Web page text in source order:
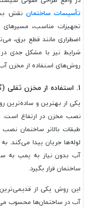
تأسیسات ساختمان نقش
تجهیزات مناسب،
اضطراری مانند قطع برق،
شرایط نیز با مشکل جدی
روش‌های استفاده از مخزن
1. استفاده از مخزن ثقلی (گرانشی)
یکی از بهترین و ساده‌ترین
نصب مخزن در ارتفاع است.
طبقات بالاتر ساختمان
لوله‌ها جریان پیدا می‌کند.
آب بدون نیاز به پمپ به
ساختمان قرار بگیرد.
این روش یکی از
آب در ساختمان‌ها محسوب